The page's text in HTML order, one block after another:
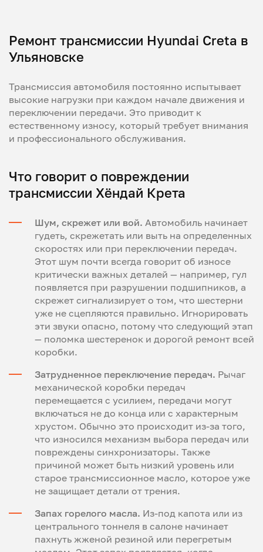
Ремонт трансмиссии Hyundai Creta в
Ульяновске
Трансмиссия автомобиля постоянно испытывает
высокие нагрузки при каждом начале движения и
переключении передачи. Это приводит к
естественному износу, который требует внимания
и профессионального обслуживания.
Что говорит о повреждении
трансмиссии Хёндай Крета
Шум, скрежет или вой. Автомобиль начинает
гудеть, скрежетать или выть на определенных
скоростях или при переключении передач.
Этот шум почти всегда говорит об износе
критически важных деталей — например, гул
появляется при разрушении подшипников, а
скрежет сигнализирует о том, что шестерни
уже не сцепляются правильно. Игнорировать
эти звуки опасно, потому что следующий этап
— поломка шестеренок и дорогой ремонт всей
коробки.
Затрудненное переключение передач. Рычаг
механической коробки передач
перемещается с усилием, передачи могут
включаться не до конца или с характерным
хрустом. Обычно это происходит из-за того,
что износился механизм выбора передач или
повреждены синхронизаторы. Также
причиной может быть низкий уровень или
старое трансмиссионное масло, которое уже
не защищает детали от трения.
Запах горелого масла. Из-под капота или из
центрального тоннеля в салоне начинает
пахнуть жженой резиной или перегретым